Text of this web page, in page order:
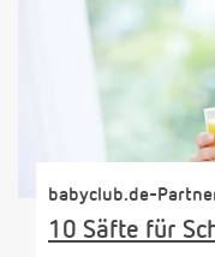
babyclub.de-
10 Säfte für